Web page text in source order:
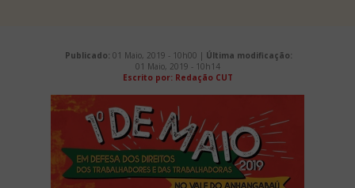
Publicado: 01 Maio, 2019 - 10h00 | Última modificação:
01 Maio, 2019 - 10h14
Escrito por: Redação CUT